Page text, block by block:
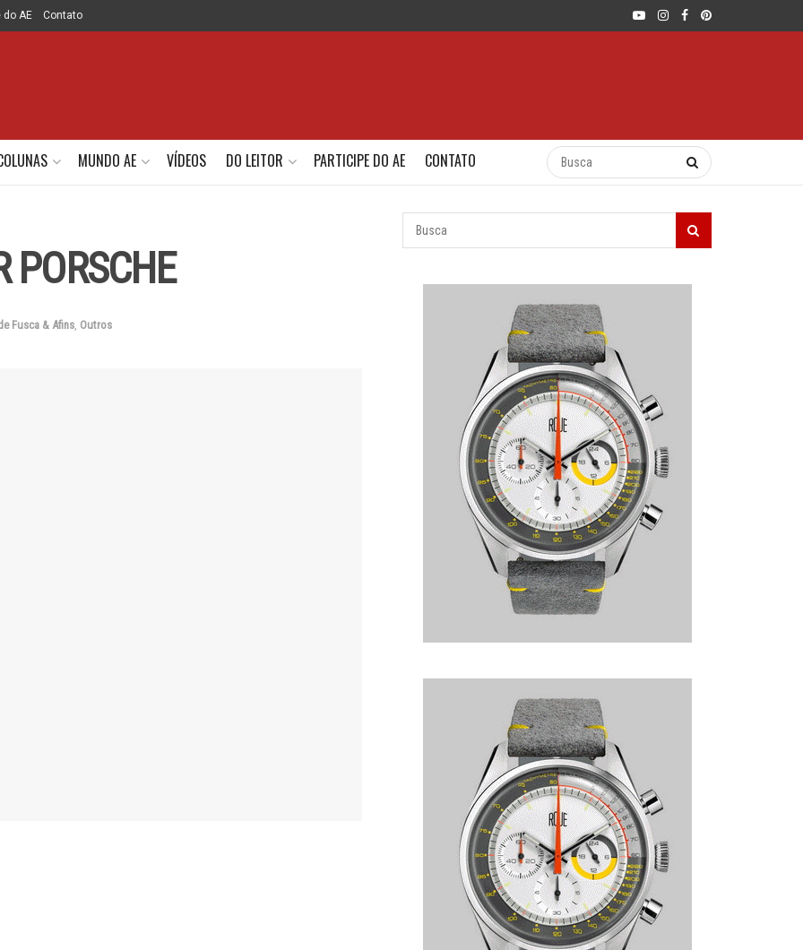
do AE Contato
MUNDO AE VÍDEOS DO LEITOR PARTICIPE DO AE CONTATO
PORSCHE
Fusca & Afins, Outros